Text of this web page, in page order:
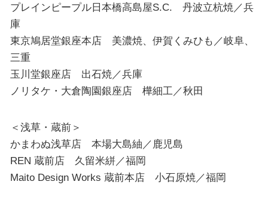
プレインピープル日本橋高島屋S.C. 丹波立杭焼／兵
庫
東京鳩居堂銀座本店 美濃焼、伊賀くみひも／岐阜、
三重
玉川堂銀座店 出石焼／兵庫
ノリタケ・大倉陶園銀座店 樺細工／秋田
＜浅草・蔵前＞
かまわぬ浅草店 本場大島紬／鹿児島
REN 蔵前店 久留米絣／福岡
Maito Design Works 蔵前本店 小石原焼／福岡